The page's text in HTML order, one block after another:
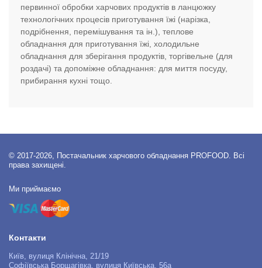
первинної обробки харчових продуктів в ланцюжку
технологічних процесів приготування їжі (нарізка,
подрібнення, перемішування та ін.), теплове
обладнання для приготування їжі, холодильне
обладнання для зберігання продуктів, торгівельне (для
роздачі) та допоміжне обладнання: для миття посуду,
прибирання кухні тощо.
© 2017-2026, Постачальник харчового обладнання PROFOOD. Всі
права захищені.
Ми приймаємо
Контакти
Київ, вулиця Клінічна, 21/19
Софіївська Борщагівка, вулиця Київська, 56а